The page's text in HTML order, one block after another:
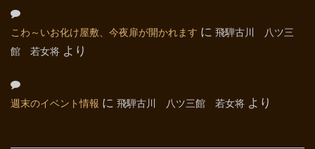
こわ～いお化け屋敷、今夜扉が開かれます に 飛騨古川 八ツ三
館 若女将 より
週末のイベント情報 に 飛騨古川 八ツ三館 若女将 より